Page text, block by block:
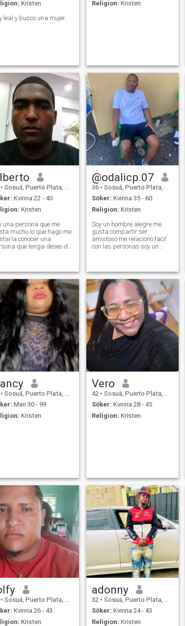
Kristen
leal y busco una mujer.
Religion: Kristen
• Sosuá, Puerto Plata, Dominikanska Rep.
Kvinna 22 - 40
Kristen
una persona que me
mucho lo que hago me
conocer una
que tenga deseo de
@odalicp.07
36 • Sosuá, Puerto Plata, Dominikanska Rep.
Söker: Kvinna 35 - 60
Religion: Kristen
Soy un hombre alegre me
gusta compartir ser
amistoso me relaciono facil
con las personas soy un
• Sosuá, Puerto Plata, Dominikanska Rep.
Man 30 - 99
Kristen
Vero
42 • Sosuá, Puerto Plata, Dominikanska Rep.
Söker: Kvinna 28 - 45
Religion: Kristen
• Sosuá, Puerto Plata, Dominikanska Rep.
Kvinna 26 - 43
Kristen
adonny
32 • Sosuá, Puerto Plata, Dominikanska Rep.
Söker: Kvinna 24 - 43
Religion: Kristen